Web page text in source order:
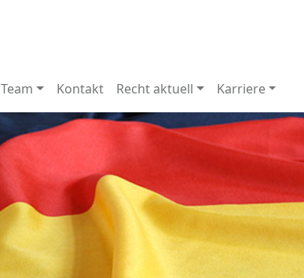
Team Kontakt Recht aktuell Karriere